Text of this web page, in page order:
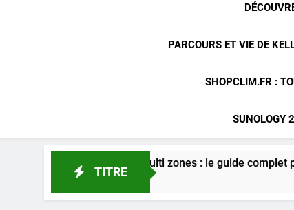
PARCOURS ET VIE DE
SHOPCLIM.FR :
SUNOLOGY
TITRE
gainable multi zones : le guide complet pour